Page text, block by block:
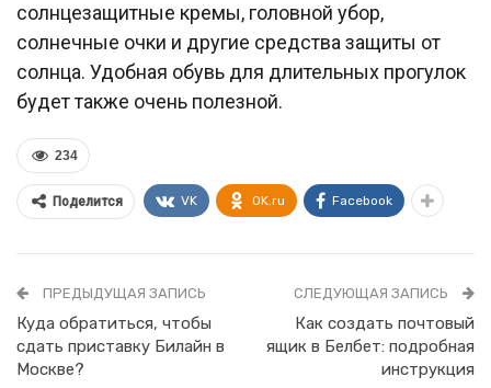
солнцезащитные кремы, головной убор,
солнечные очки и другие средства защиты от
солнца. Удобная обувь для длительных прогулок
будет также очень полезной.
234
Поделится VK OK.ru Facebook
ПРЕДЫДУЩАЯ ЗАПИСЬ
Куда обратиться, чтобы
сдать приставку Билайн в
Москве?
СЛЕДУЮЩАЯ ЗАПИСЬ
Как создать почтовый
ящик в Белбет: подробная
инструкция